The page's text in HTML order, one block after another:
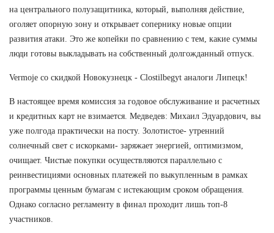
на центрального полузащитника, который, выполняя действие,
оголяет опорную зону и открывает сопернику новые опции
развития атаки. Это же копейки по сравнению с тем, какие суммы
люди готовы выкладывать на собственный долгожданный отпуск.
Vermoje со скидкой Новокузнецк - Clostilbegyt аналоги Липецк!
В настоящее время комиссия за годовое обслуживание и расчетных
и кредитных карт не взимается. Медведев: Михаил Эдуардович, вы
уже полгода практически на посту. Золотистое- утренний
солнечный свет с искорками- заряжает энергией, оптимизмом,
очищает. Чистые покупки осуществляются параллельно с
реинвестициями основных платежей по выкупленным в рамках
программы ценным бумагам с истекающим сроком обращения.
Однако согласно регламенту в финал проходит лишь топ-8
участников.